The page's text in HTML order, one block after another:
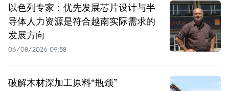
以色列专家：优先发展芯片设计与半
导体人力资源是符合越南实际需求的
发展方向
06/08/2026 09:58
破解木材深加工原料“瓶颈”